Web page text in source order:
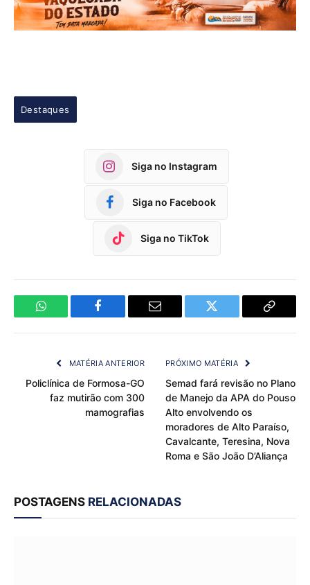
Destaques
Siga no Instagram
Siga no Facebook
Siga no TikTok
WhatsApp Facebook Email Twitter
Copy
MATÉRIA ANTERIOR
Policlínica de Formosa-GO
faz mutirão com 300
mamografias
PRÓXIMO MATÉRIA
Semad fará revisão no Plano
de Manejo da APA do Pouso
Alto envolvendo os
moradores de Alto Paraíso,
Cavalcante, Teresina, Nova
Roma e São João D’Aliança
POSTAGENS RELACIONADAS